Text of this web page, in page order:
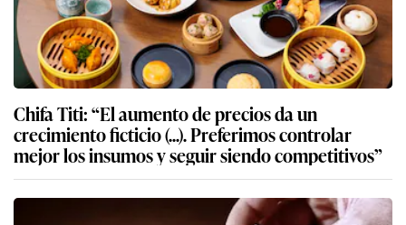
Chifa Titi: “El aumento de precios da un
crecimiento ficticio (...). Preferimos controlar
mejor los insumos y seguir siendo competitivos”